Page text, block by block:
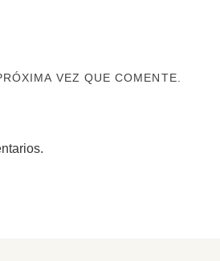
VEZ QUE COMENTE.